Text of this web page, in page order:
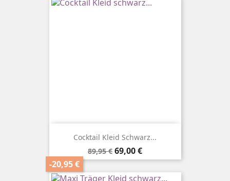
Cocktail Kleid Schwarz...
Verkaufspreis
89,95 €
-20,95 €
Preis
69,00 €